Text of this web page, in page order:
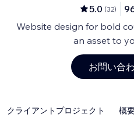
5.0 (32)
Website design for bold
an asset to
お問い合
クライアントプロジェクト 概